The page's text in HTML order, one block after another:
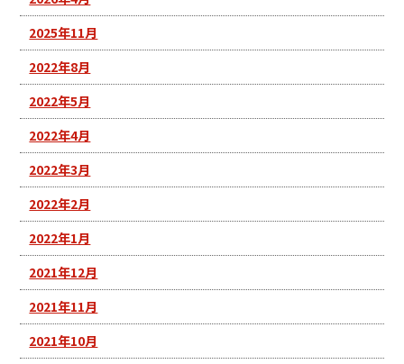
2025年11月
2022年8月
2022年5月
2022年4月
2022年3月
2022年2月
2022年1月
2021年12月
2021年11月
2021年10月